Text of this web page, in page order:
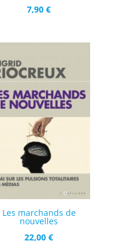
7,90€
Les marchands de
nouvelles
22,00€